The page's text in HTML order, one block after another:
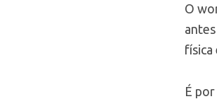
O
física
É